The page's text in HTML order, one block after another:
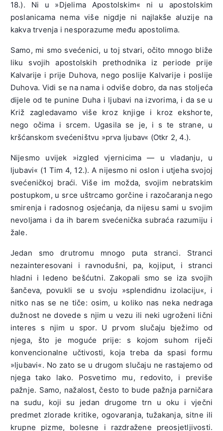
18.). Ni u »Djelima Apostolskim« ni u apostolskim
poslanicama nema više nigdje ni najlakše aluzije na
kakva trvenja i nesporazume među apostolima.
Samo, mi smo svećenici, u toj stvari, očito mnogo bliže
liku svojih apostolskih prethodnika iz periode prije
Kalvarije i prije Duhova, nego poslije Kalvarije i poslije
Duhova. Vidi se na nama i odviše dobro, da nas stoljeća
dijele od te punine Duha i ljubavi na izvorima, i da se u
Križ zagledavamo više kroz knjige i kroz ekshorte,
nego očima i srcem. Ugasila se je, i s te strane, u
kršćanskom svećeništvu »prva ljubav« (Otkr 2, 4.).
Nijesmo uvijek »izgled vjernicima — u vladanju, u
ljubavi« (1 Tim 4, 12.). A nijesmo ni oslon i utjeha svojoj
svećeničkoj braći. Više im možda, svojim nebratskim
postupkom, u srce uštrcamo gorčine i razočaranja nego
smirenja i radosnog osjećanja, da nijesu sami u svojim
nevoljama i da ih barem svećenička subraća razumiju i
žale.
Jedan smo drutromu mnogo puta stranci. Stranci
nezainteresovani i ravnodušni, pa, kojiput, i stranci
hladni i ledeno bešćutni. Zakopali smo se iza svojih
šančeva, povukli se u svoju »splendidnu izolaciju«, i
nitko nas se ne tiče: osim, u koliko nas neka nedraga
dužnost ne dovede s njim u vezu ili neki ugroženi lični
interes s njim u spor. U prvom slučaju bježimo od
njega, što je moguće prije: s kojom suhom riječi
konvencionalne učtivosti, koja treba da spasi formu
»ljubavi«. No zato se u drugom slučaju ne rastajemo od
njega tako lako. Posvetimo mu, redovito, i previše
pažnje. Samo, nažalost, često to bude pažnja parničara
na sudu, koji su jedan drugome trn u oku i vječni
predmet zlorade kritike, ogovaranja, tužakanja, sitne ili
krupne pizme, bolesne i razdražene preosjetljivosti.